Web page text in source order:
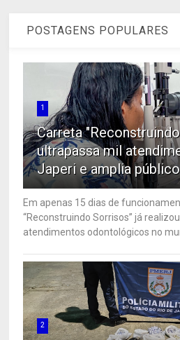
POSTAGENS POPULARES
1
Carreta
ultrapassa mil
Japeri e amplia público
Em apenas 15 dias de
“Reconstruindo Sorrisos” já
atendimentos odontológicos no
2